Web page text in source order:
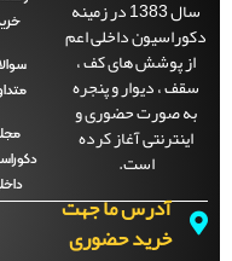
سال 1383 در زمینه
داخلی اعم
پوشش های کف ،
، دیوار و پنجره
صورت حضوری و
اینترنتی آغاز کرده
سوالات
متداول
دکوراسیون
آدرس ما جهت
خرید حضوری